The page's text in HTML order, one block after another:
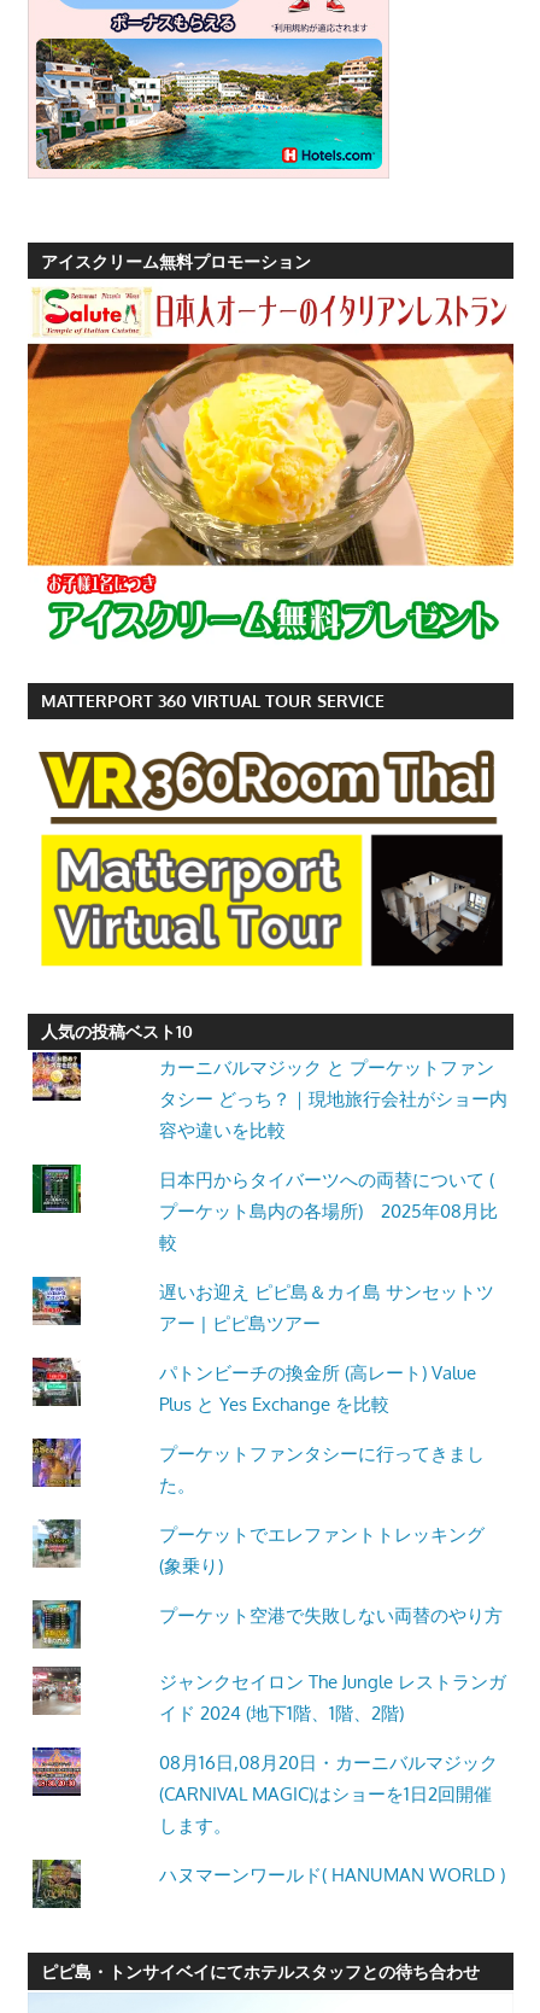
アイスクリーム無料プロモーション
MATTERPORT 360 VIRTUAL TOUR SERVICE
人気の投稿ベスト10
カーニバルマジック と プーケットファン
タシー どっち？｜現地旅行会社がショー内
容や違いを比較
日本円からタイバーツへの両替について (
プーケット島内の各場所) 2025年08月比
較
遅いお迎え ピピ島＆カイ島 サンセットツ
アー | ピピ島ツアー
パトンビーチの換金所 (高レート) Value
Plus と Yes Exchange を比較
プーケットファンタシーに行ってきまし
た。
プーケットでエレファントトレッキング
(象乗り)
プーケット空港で失敗しない両替のやり方
ジャンクセイロン The Jungle レストランガ
イド 2024 (地下1階、1階、2階)
08月16日,08月20日・カーニバルマジック
(CARNIVAL MAGIC)はショーを1日2回開催
します。
ハヌマーンワールド( HANUMAN WORLD )
ピピ島・トンサイベイにてホテルスタッフとの待ち合わせ